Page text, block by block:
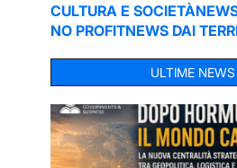
CULTURA E SOCIETÀ
NO PROFITNEWS DAI
ULTIME NEWS